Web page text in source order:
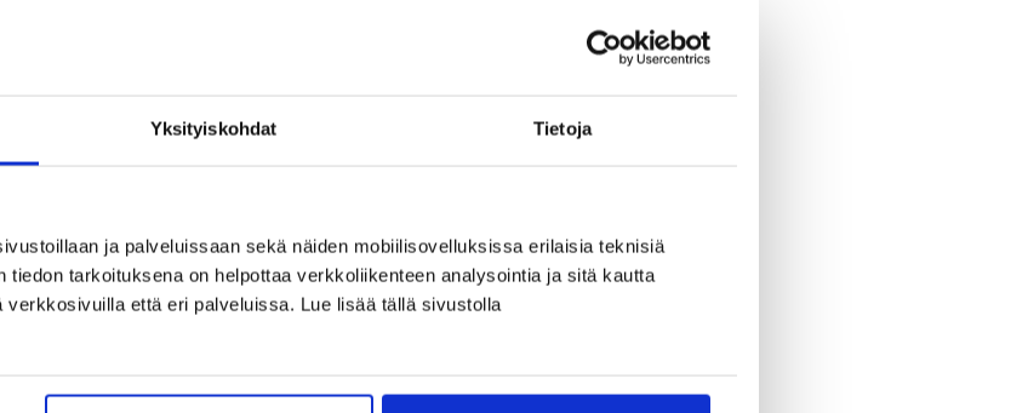
Yksityiskohdat Tietoja
ja palveluissaan sekä näiden mobiilisovelluksissa erilaisia teknisiä
tiedon tarkoituksena on helpottaa verkkoliikenteen analysointia ja sitä kautta
että eri palveluissa. Lue lisää tällä sivustolla